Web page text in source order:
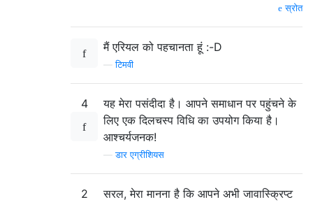
स्रोत
मैं एरियल को पहचानता हूं :-D
—टिमवी
4
यह मेरा पसंदीदा है। आपने समाधान पर पहुंचने के
लिए एक दिलचस्प विधि का उपयोग किया है।
आश्चर्यजनक!
—डार एग्रीशियस
2
सरल, मेरा मानना ​​है कि आपने अभी जावास्क्रिप्ट